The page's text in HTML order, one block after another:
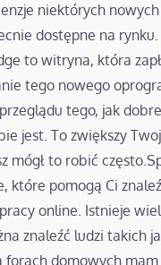
niektórych
dostępne na rynku.
to witryna, która
tego nowego
tego, jak
jest. To zwiększy
mógł to robić
które pomogą Ci
online. Istnieje
znaleźć ludzi takich
forach domowych